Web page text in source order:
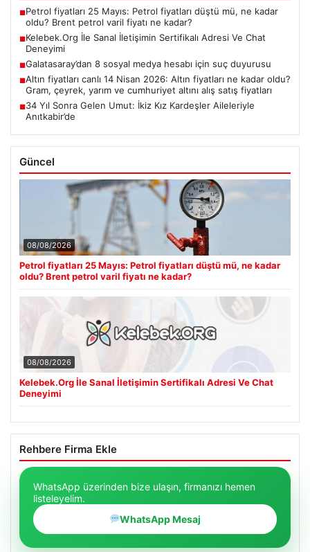
■Petrol fiyatları 25 Mayıs: Petrol fiyatları düştü mü, ne kadar
oldu? Brent petrol varil fiyatı ne kadar?
■Kelebek.Org İle Sanal İletişimin Sertifikalı Adresi Ve Chat
Deneyimi
■Galatasaray’dan 8 sosyal medya hesabı için suç duyurusu
■Altın fiyatları canlı 14 Nisan 2026: Altın fiyatları ne kadar oldu?
Gram, çeyrek, yarım ve cumhuriyet altını alış satış fiyatları
■34 Yıl Sonra Gelen Umut: İkiz Kız Kardeşler Aileleriyle
Anıtkabir’de
Güncel
08/08/2026
Petrol fiyatları 25 Mayıs: Petrol fiyatları düştü mü, ne kadar
oldu? Brent petrol varil fiyatı ne kadar?
08/08/2026
Kelebek.Org İle Sanal İletişimin Sertifikalı Adresi Ve Chat
Deneyimi
Rehbere Firma Ekle
WhatsApp üzerinden bize ulaşın, firmanızı hemen
listeleyelim.
WhatsApp Mesaj